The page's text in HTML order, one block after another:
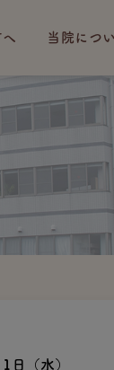
当院につ
日（水）